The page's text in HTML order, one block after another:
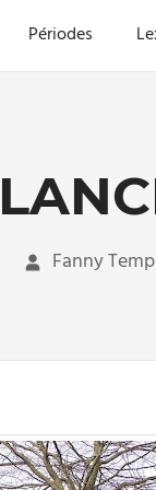
Périodes
Fanny